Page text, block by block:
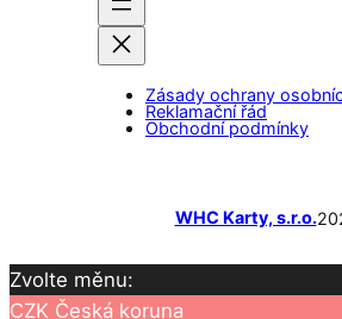
Zásady ochrany
Reklamační řád
Obchodní podmínky
WHC Karty, s.r.o.
Zvolte měnu:
CZK Česká koruna